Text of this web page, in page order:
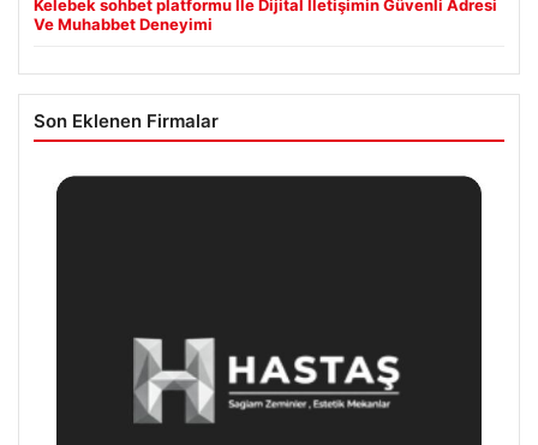
Kelebek sohbet platformu İle Dijital İletişimin Güvenli Adresi
Ve Muhabbet Deneyimi
Son Eklenen Firmalar